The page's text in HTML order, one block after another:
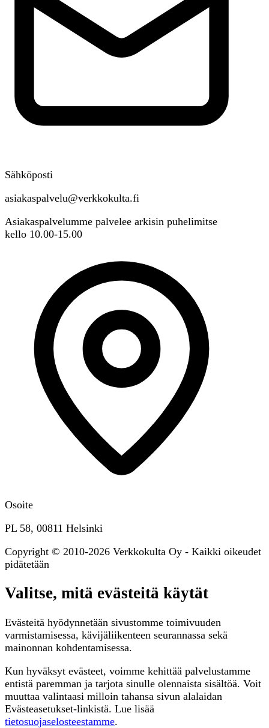
Sähköposti
asiakaspalvelu@verkkokulta.fi
Asiakaspalvelumme palvelee arkisin puhelimitse
kello 10.00-15.00
Osoite
PL 58, 00811 Helsinki
Copyright © 2010-2026 Verkkokulta Oy - Kaikki oikeudet
pidätetään
Valitse, mitä evästeitä käytät
Evästeitä hyödynnetään sivustomme toimivuuden
varmistamisessa, kävijäliikenteen seurannassa sekä
mainonnan kohdentamisessa.
Kun hyväksyt evästeet, voimme kehittää palvelustamme
entistä paremman ja tarjota sinulle olennaista sisältöä. Voit
muuttaa valintaasi milloin tahansa sivun alalaidan
Evästeasetukset-linkistä. Lue lisää
tietosuojaselosteestamme.